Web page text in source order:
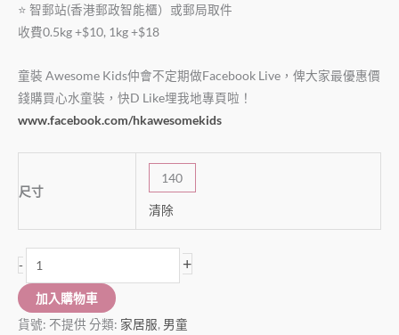
⭐️ 智郵站(香港郵政智能櫃）或郵局取件
收費0.5kg +$10, 1kg +$18
童裝 Awesome Kids仲會不定期做Facebook Live，俾大家最優惠價
錢購買心水童裝，快D Like埋我地專頁啦！
www.facebook.com/hkawesomekids
尺寸
140
清除
- +
加入購物車
貨號: 不提供 分類: 家居服, 男童